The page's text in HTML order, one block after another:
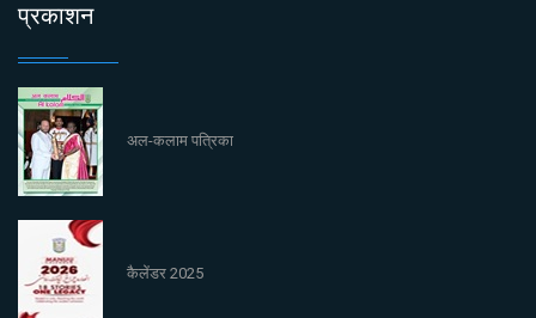
प्रकाशन
अल-कलाम पत्रिका
कैलेंडर 2025